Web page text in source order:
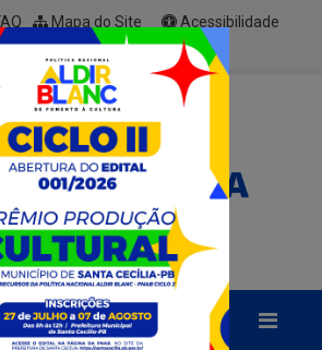
Mapa do Site
Acessibilidade